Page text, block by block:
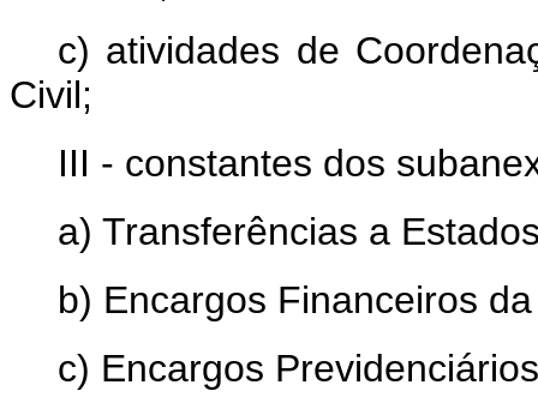
c) atividades de
Civil;
III - constantes dos
a) Transferências a
b) Encargos Financeiros
c) Encargos